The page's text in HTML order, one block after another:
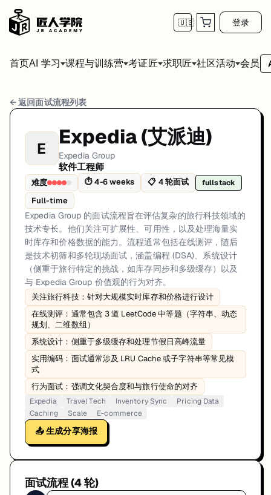
🇺🇸 登录
首页AI 学习 课程与训练营 考证匠 求职匠 社区活动 会员
Expedia Group 软件工程师 面试流程
岗位方向: fullstack
Expedia Group 的面试流程旨在评估复杂的旅行科技领域的技术专长
Expedia Group的软件工程师面试共4轮，以下是每轮面试的详细流程和
第1轮 (30 minutes): 初次通话，讨论背景、对旅行科技的兴趣以
面试亮点: Travel Tech focus: designing for real-time inventory and
标签: Expedia, Travel Tech, Inventory Sync, Pricing Data, Caching,
← 返回面试流程列表
E Expedia (艾派迪)
Expedia Group
软件工程师
难度 ⏱4-6 weeks 📋 4轮面试 fullstack
Full-time
Expedia Group 的面试流程旨在评估复杂的旅行科技领域的
技术专长。他们关注可扩展性、可用性，以及处理海量实
时库存和价格数据的能力。流程通常包括在线测评，随后
是技术初筛和多轮现场面试，涵盖编程 (DSA)、系统设计
（侧重于旅行特定的挑战，如库存同步和多级缓存）以及
与 Expedia Group 价值观的行为对齐。
关注旅行科技：针对大规模实时库存和价格进行设计
在线测评：通常包含 3 道 LeetCode 中等题（字符串、动态
规划、二维数组）
系统设计：侧重于多级缓存和处理节假日高峰流量
实用编码：面试通常涉及 LRU Cache 或子字符串等常见模
式
行为面试：强调文化契合度和与旅行使命的对齐
Expedia Travel Tech Inventory Sync
Pricing Data
Caching
Scale
E-commerce
📤 生成分享海报
面试流程 (4轮)